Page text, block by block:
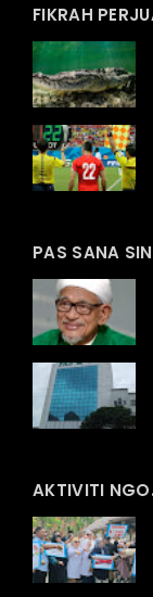
FIKRAH
PAS SANA
AKTIVITI